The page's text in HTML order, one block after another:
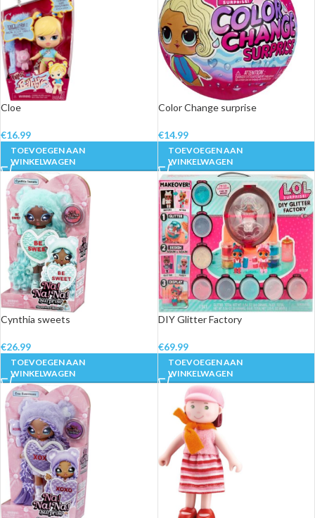
Cloe
€16.99
TOEVOEGEN AAN
WINKELWAGEN
Color Change surprise
€14.99
TOEVOEGEN AAN
WINKELWAGEN
Cynthia sweets
€26.99
TOEVOEGEN AAN
WINKELWAGEN
DIY Glitter Factory
€69.99
TOEVOEGEN AAN
WINKELWAGEN